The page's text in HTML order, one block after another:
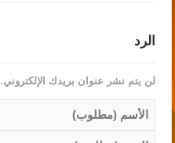
الرد
لن يتم نشر عنوان بريدك الإلكتروني.